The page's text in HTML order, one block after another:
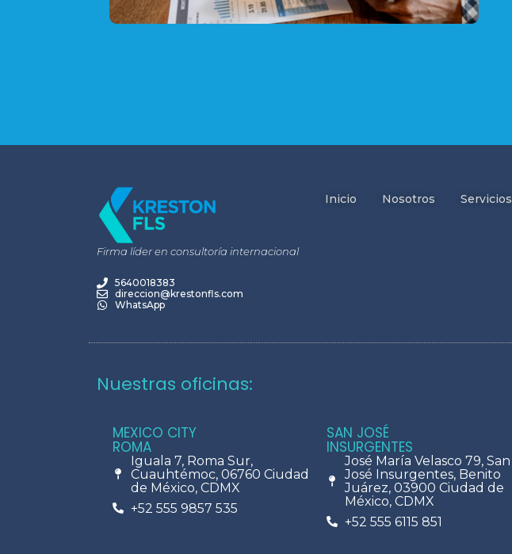
Firma líder en consultoría internacional
5640018383
direccion@krestonfls.com
WhatsApp
Inicio Nosotros Servicios
Nuestras oficinas:
MEXICO CITY
ROMA
Iguala 7, Roma Sur,
Cuauhtémoc, 06760 Ciudad
de México, CDMX
+52 555 9857 535
SAN JOSÉ
INSURGENTES
José María Velasco 79, San
José Insurgentes, Benito
Juárez, 03900 Ciudad de
México, CDMX
+52 555 6115 851